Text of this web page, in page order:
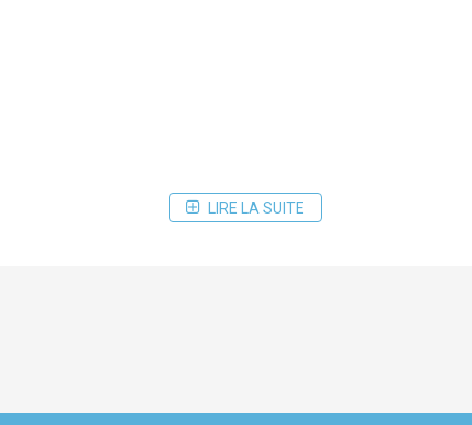
LIRE LA SUITE